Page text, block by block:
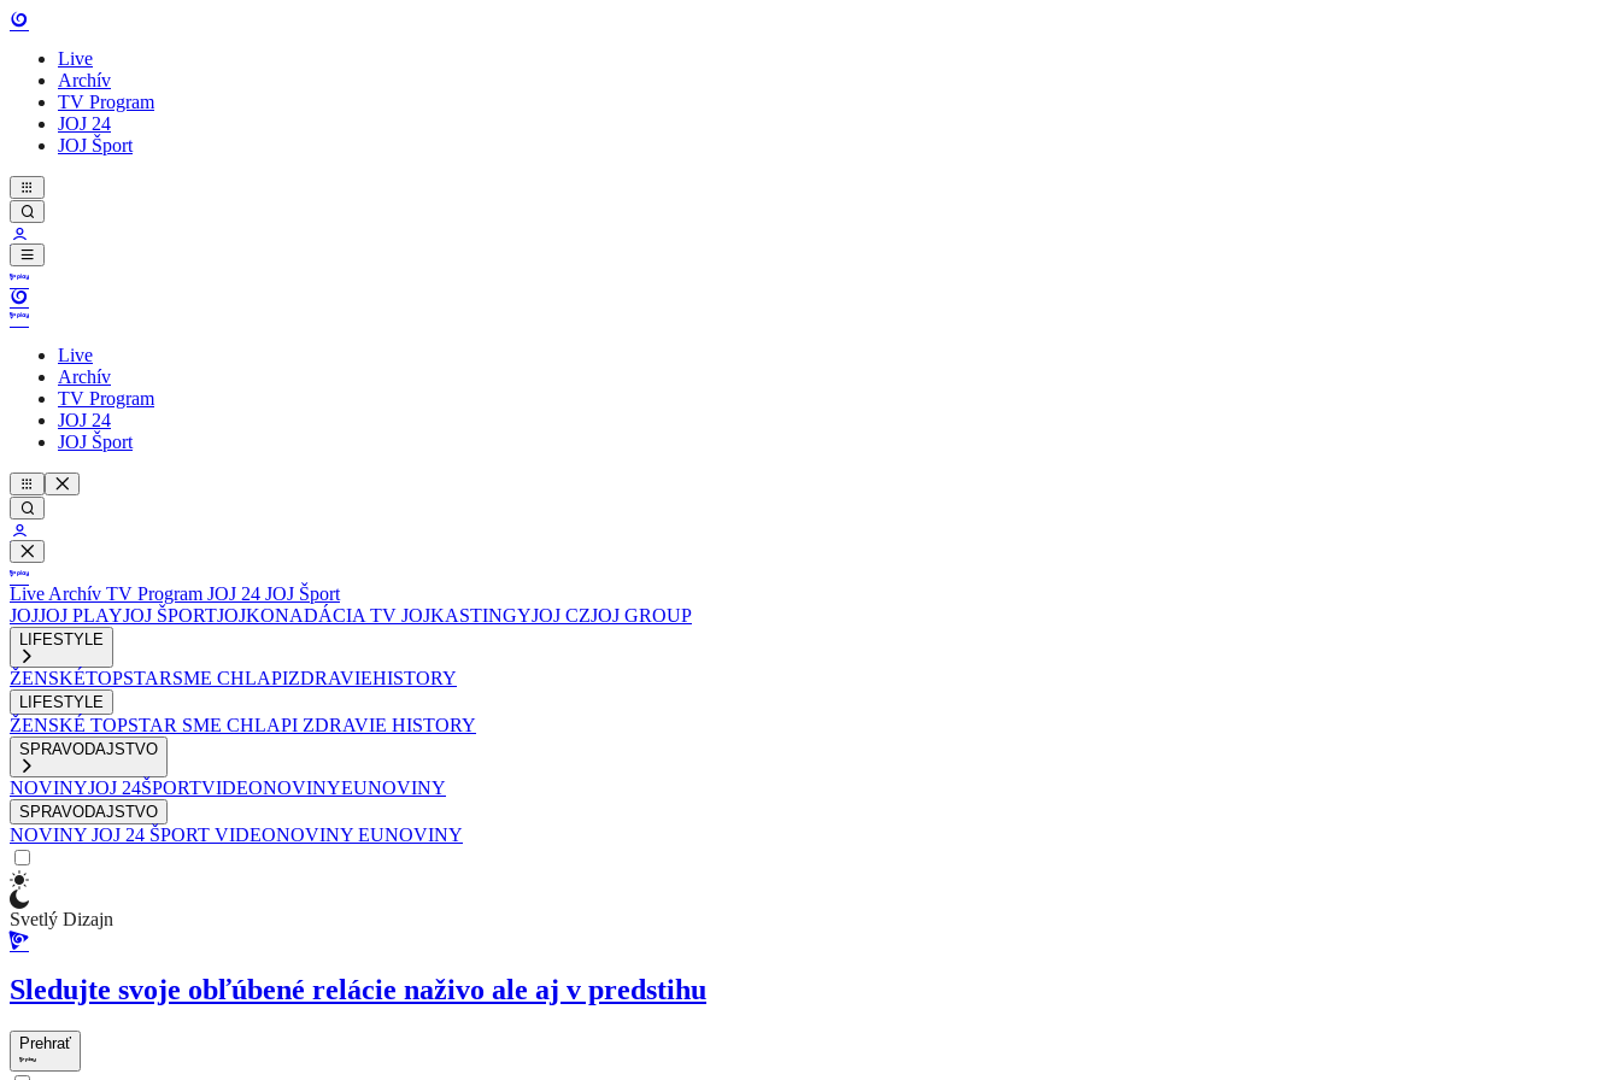
Live
Archív
TV Program
JOJ 24
JOJ Šport
Live
Archív
TV Program
JOJ 24
JOJ Šport
Live Archív TV Program JOJ 24 JOJ Šport
JOJJOJ PLAYJOJ ŠPORTJOJKONADÁCIA TV JOJKASTINGYJOJ CZJOJ GROUP
LIFESTYLE
ŽENSKÉTOPSTARSME CHLAPIZDRAVIEHISTORY
LIFESTYLE
ŽENSKÉ TOPSTAR SME CHLAPI ZDRAVIE HISTORY
SPRAVODAJSTVO
NOVINYJOJ 24ŠPORTVIDEONOVINYEUNOVINY
SPRAVODAJSTVO
NOVINY JOJ 24 ŠPORT VIDEONOVINY EUNOVINY
Svetlý Dizajn
Sledujte svoje obľúbené relácie naživo ale aj v predstihu
Prehrať